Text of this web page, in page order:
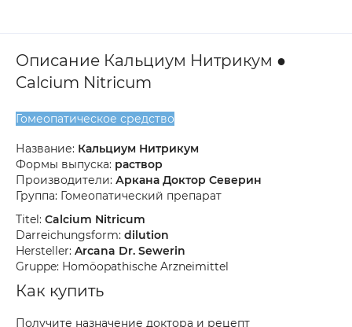
Описание Кальциум Нитрикум ●
Calcium Nitricum
Гомеопатическое средство
Название: Кальциум Нитрикум
Формы выпуска: раствор
Производители: Аркана Доктор Северин
Группа: Гомеопатический препарат
Titel: Calcium Nitricum
Darreichungsform: dilution
Hersteller: Arcana Dr. Sewerin
Gruppe: Homöopathische Arzneimittel
Как купить
Получите назначение доктора и рецепт